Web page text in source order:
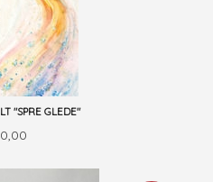
"SPRE GLEDE"